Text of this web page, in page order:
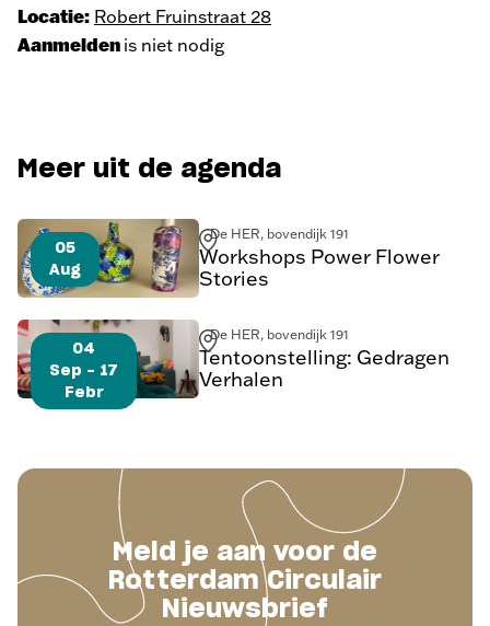
Locatie: Robert Fruinstraat 28
Aanmelden is niet nodig
Meer uit de agenda
05
Aug
De HER, bovendijk 191
Workshops Power Flower
Stories
04
Sep - 17
Febr
De HER, bovendijk 191
Tentoonstelling: Gedragen
Verhalen
Meld je aan voor de
Rotterdam Circulair
Nieuwsbrief